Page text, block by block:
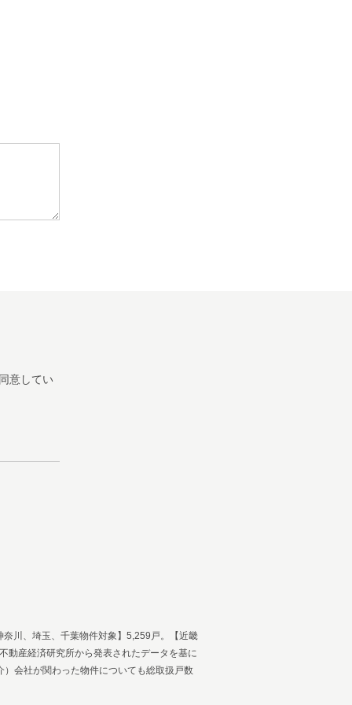
意してい
川、埼玉、千葉物件対象】5,259戸。【近畿
動産経済研究所から発表されたデータを基に
会社が関わった物件についても総取扱戸数